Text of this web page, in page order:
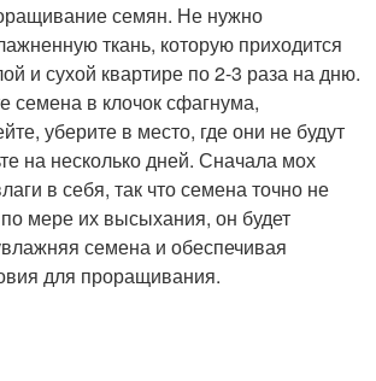
семян. Не нужно
ткань, которую приходится
и сухой квартире по 2-3 раза на дню.
семена в клочок сфагнума,
уберите в место, где они не будут
на несколько дней. Сначала мох
в себя, так что семена точно не
мере их высыхания, он будет
семена и обеспечивая
для проращивания.